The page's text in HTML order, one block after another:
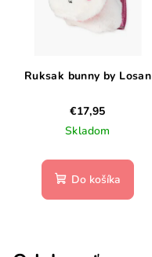
Ruksak bunny by Losan
€17,95
Skladom
Do košíka